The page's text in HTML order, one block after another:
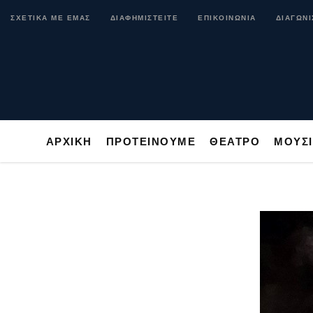
ΣΧΕΤΙΚΑ ΜΕ ΕΜΑΣ ΔΙΑΦΗΜΙΣΤΕΙΤΕ ΕΠΙΚΟΙΝΩΝΙΑ
ΑΡΧΙΚΗ ΠΡΟΤΕΙΝΟΥΜΕ ΘΕΑΤΡΟ
ΑΡΧΙΚΗ ΠΡΟΤΕΙΝΟΥΜΕ ΘΕΑΤΡΟ